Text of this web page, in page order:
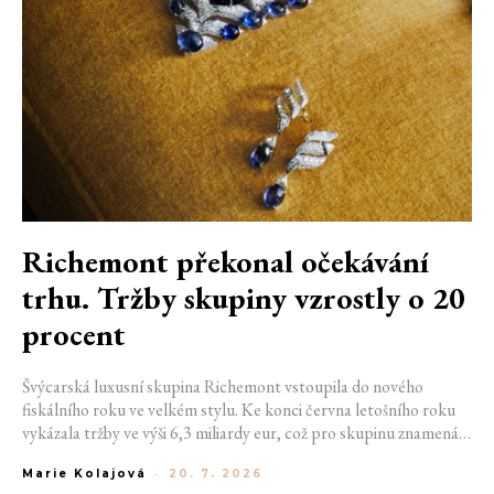
Richemont překonal očekávání
trhu. Tržby skupiny vzrostly o 20
procent
Švýcarská luxusní skupina Richemont vstoupila do nového
fiskálního roku ve velkém stylu. Ke konci června letošního roku
vykázala tržby ve výši 6,3 miliardy eur, což pro skupinu znamená
luxusním zůstává i přes přetrvávající ekonomickou nejistotu
Marie Kolajová - 20. 7. 2026